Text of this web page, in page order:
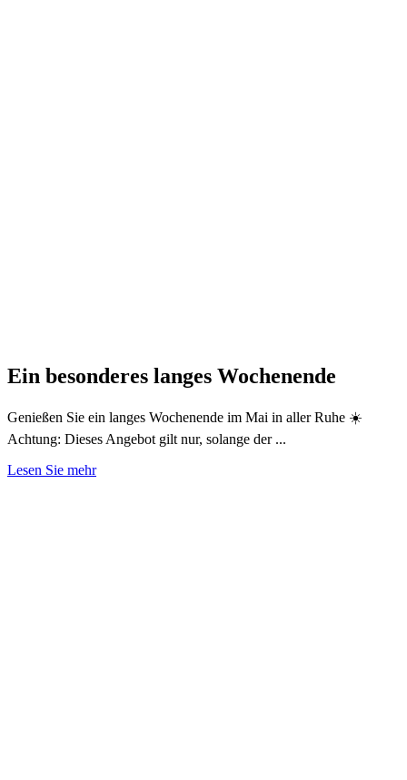
Ein besonderes langes Wochenende
Genießen Sie ein langes Wochenende im Mai in aller Ruhe ☀️
Achtung: Dieses Angebot gilt nur, solange der ...
Lesen Sie mehr